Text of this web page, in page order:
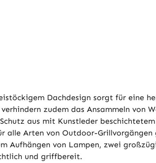
Dachdesign sorgt für eine
zudem das Ansammeln von
aus mit Kunstleder
Arten von Outdoor-Grillvorgängen
Aufhängen von Lampen, zwei
und griffbereit.